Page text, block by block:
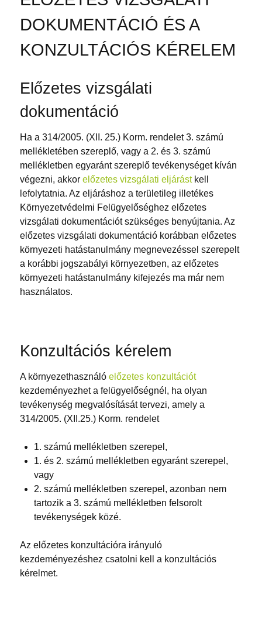
DOKUMENTÁCIÓ ÉS A
KONZULTÁCIÓS KÉRELEM
Előzetes vizsgálati
dokumentáció
Ha a 314/2005. (XII. 25.) Korm. rendelet 3. számú
mellékletében szereplő, vagy a 2. és 3. számú
mellékletben egyaránt szereplő tevékenységet kíván
végezni, akkor előzetes vizsgálati eljárástkell
lefolytatnia. Az eljáráshoz a területileg illetékes
Környezetvédelmi Felügyelőséghez előzetes
vizsgálati dokumentációt szükséges benyújtania. Az
előzetes vizsgálati dokumentáció korábban előzetes
környezeti hatástanulmány megnevezéssel szerepelt
a korábbi jogszabályi környezetben, az előzetes
környezeti hatástanulmány kifejezés ma már nem
használatos.
Konzultációs kérelem
A környezethasználó előzetes konzultációt
kezdeményezhet a felügyelőségnél, ha olyan
tevékenység megvalósítását tervezi, amely a
314/2005. (XII.25.) Korm. rendelet
1. számú mellékletben szerepel,
1. és 2. számú mellékletben egyaránt szerepel,
vagy
2. számú mellékletben szerepel, azonban nem
tartozik a 3. számú mellékletben felsorolt
tevékenységek közé.
Az előzetes konzultációra irányuló
kezdeményezéshez csatolni kell a konzultációs
kérelmet.